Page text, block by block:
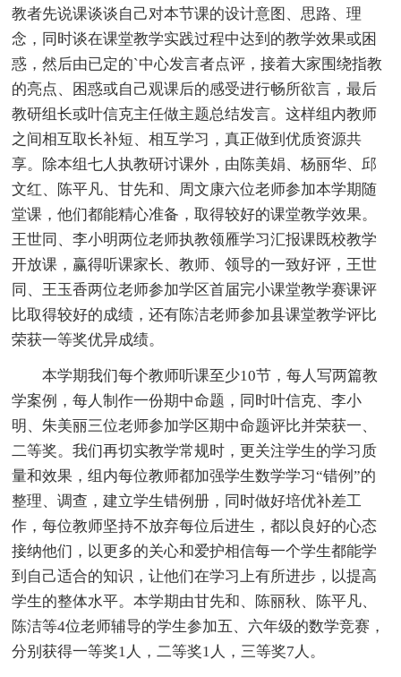
教者先说课谈谈自己对本节课的设计意图、思路、理
念，同时谈在课堂教学实践过程中达到的教学效果或困
惑，然后由已定的`中心发言者点评，接着大家围绕指教
的亮点、困惑或自己观课后的感受进行畅所欲言，最后
教研组长或叶信克主任做主题总结发言。这样组内教师
之间相互取长补短、相互学习，真正做到优质资源共
享。除本组七人执教研讨课外，由陈美娟、杨丽华、邱
文红、陈平凡、甘先和、周文康六位老师参加本学期随
堂课，他们都能精心准备，取得较好的课堂教学效果。
王世同、李小明两位老师执教领雁学习汇报课既校教学
开放课，赢得听课家长、教师、领导的一致好评，王世
同、王玉香两位老师参加学区首届完小课堂教学赛课评
比取得较好的成绩，还有陈洁老师参加县课堂教学评比
荣获一等奖优异成绩。
本学期我们每个教师听课至少10节，每人写两篇教
学案例，每人制作一份期中命题，同时叶信克、李小
明、朱美丽三位老师参加学区期中命题评比并荣获一、
二等奖。我们再切实教学常规时，更关注学生的学习质
量和效果，组内每位教师都加强学生数学学习“错例”的
整理、调查，建立学生错例册，同时做好培优补差工
作，每位教师坚持不放弃每位后进生，都以良好的心态
接纳他们，以更多的关心和爱护相信每一个学生都能学
到自己适合的知识，让他们在学习上有所进步，以提高
学生的整体水平。本学期由甘先和、陈丽秋、陈平凡、
陈洁等4位老师辅导的学生参加五、六年级的数学竞赛，
分别获得一等奖1人，二等奖1人，三等奖7人。